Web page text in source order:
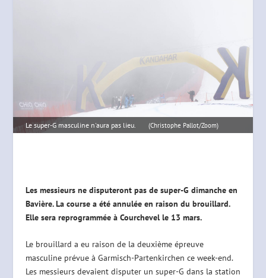
Le super-G masculine n'aura pas lieu. (Christophe Pallot/Zoom)
Les messieurs ne disputeront pas de super-G dimanche en
Bavière. La course a été annulée en raison du brouillard.
Elle sera reprogrammée à Courchevel le 13 mars.
Le brouillard a eu raison de la deuxième épreuve
masculine prévue à Garmisch-Partenkirchen ce week-end.
Les messieurs devaient disputer un super-G dans la station